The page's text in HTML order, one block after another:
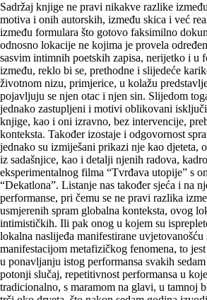
Sadržaj knjige ne pravi nikakve razlike
motiva i onih autorskih, između skica i već
između formulara što gotovo faksimilno
odnosno lokacije ne kojima je provela
sasvim intimnih poetskih zapisa, nerijetko i
između, reklo bi se, prethodne i slijedeće
životnom nizu, primjerice, u kolažu
pojavljuju se njen otac i njen sin. Slijedom
jednako zastupljeni i motivi oblikovani
knjige, kao i oni izravno, bez intervencije,
konteksta. Također izostaje i odgovornost
jednako su izmiješani prikazi nje kao djeteta,
iz sadašnjice, kao i detalji njenih radova,
eksperimentalnog filma “Tvrđava utopije” s
“Dekatlona”. Listanje nas također sjeća i na
performanse, pri čemu se ne pravi razlika
usmjerenih spram globalna konteksta, ovog
intimističkih. Ili pak onog u kojem su
lokalna naslijeđa manifestirane uvjetovanošću
manifestacijom metafizičkog fenomena, to
u ponavljanju istog performansa svakih
potonji slučaj, repetitivnost performansa u
tradicionalno, s maramom na glavi, u tamnoj